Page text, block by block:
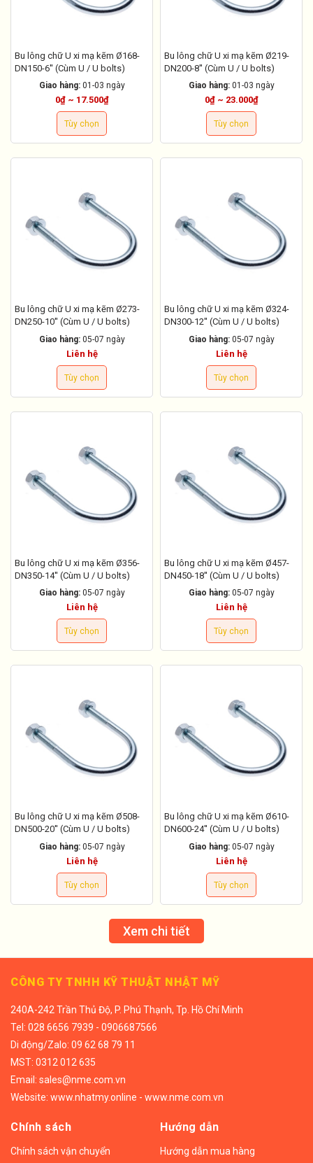
Bu lông chữ U xi mạ kẽm Ø168-
DN150-6'' (Cùm U / U bolts)
Giao hàng: 01-03 ngày
0₫ ~ 17.500₫
Tùy chọn
Bu lông chữ U xi mạ kẽm Ø219-
DN200-8'' (Cùm U / U bolts)
Giao hàng: 01-03 ngày
0₫ ~ 23.000₫
Tùy chọn
Bu lông chữ U xi mạ kẽm Ø273-
DN250-10'' (Cùm U / U bolts)
Giao hàng: 05-07 ngày
Liên hệ
Tùy chọn
Bu lông chữ U xi mạ kẽm Ø324-
DN300-12'' (Cùm U / U bolts)
Giao hàng: 05-07 ngày
Liên hệ
Tùy chọn
Bu lông chữ U xi mạ kẽm Ø356-
DN350-14'' (Cùm U / U bolts)
Giao hàng: 05-07 ngày
Liên hệ
Tùy chọn
Bu lông chữ U xi mạ kẽm Ø457-
DN450-18'' (Cùm U / U bolts)
Giao hàng: 05-07 ngày
Liên hệ
Tùy chọn
Bu lông chữ U xi mạ kẽm Ø508-
DN500-20'' (Cùm U / U bolts)
Giao hàng: 05-07 ngày
Liên hệ
Tùy chọn
Bu lông chữ U xi mạ kẽm Ø610-
DN600-24'' (Cùm U / U bolts)
Giao hàng: 05-07 ngày
Liên hệ
Tùy chọn
Xem chi tiết
CÔNG TY TNHH KỸ THUẬT NHẬT MỸ
240A-242 Trần Thủ Độ, P. Phú Thạnh, Tp. Hồ Chí Minh
Tel: 028 6656 7939 - 0906687566
Di động/Zalo: 09 62 68 79 11
MST: 0312 012 635
Email: sales@nme.com.vn
Website: www.nhatmy.online - www.nme.com.vn
Chính sách
Chính sách vận chuyển
Hướng dẫn
Hướng dẫn mua hàng